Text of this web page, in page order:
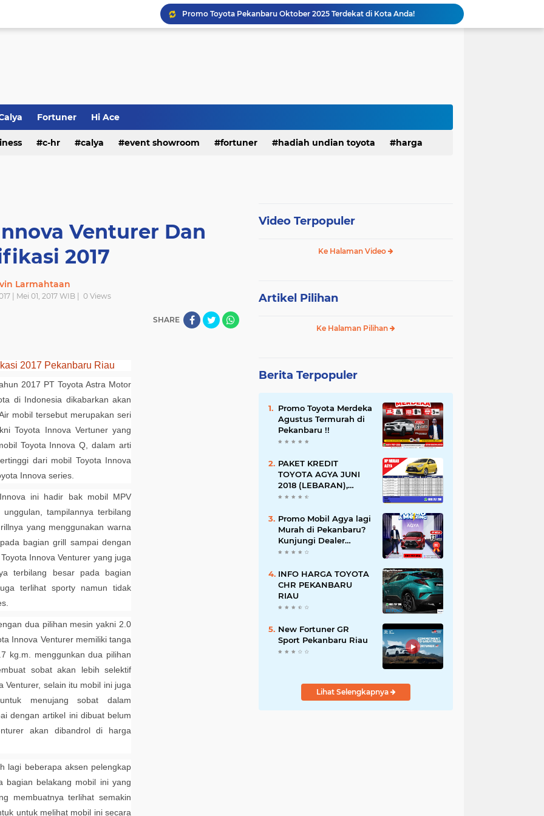
Promo Toyota Pekanbaru Oktober 2025 Terdekat di Kota Anda!
Daftar Harga Toyota Pekanbaru Riau Oktober 2025
Harga & Promo Hilux Double Cabin Termurah di Pekanbaru !!
Fortuner Hi Ace
c-hr calya event showroom fortuner hadiah undian toyota harga
Venturer Dan
2017
Larmahtaan
| Mei 01, 2017 WIB | 0 Views
SHARE
2017 Pekanbaru Riau
2017 PT Toyota Astra Motor
di Indonesia dikabarkan akan
mobil tersebut merupakan seri
Toyota Innova Vertuner yang
Toyota Innova Q, dalam arti
dari mobil Toyota Innova
Innova series.
ini hadir bak mobil MPV
tampilannya terbilang
yang menggunakan warna
bagian grill sampai dengan
Innova Venturer yang juga
terbilang besar pada bagian
terlihat sporty namun tidak
dua pilihan mesin yakni 2.0
Innova Venturer memiliki tanga
kg.m. menggunkan dua pilihan
sobat akan lebih selektif
Venturer, selain itu mobil ini juga
menujang sobat dalam
dengan artikel ini dibuat belum
akan dibandrol di harga
lagi beberapa aksen pelengkap
bagian belakang mobil ini yang
membuatnya terlihat semakin
untuk melihat mobil ini secara
Video Terpopuler
Ke Halaman Video
Artikel Pilihan
Ke Halaman Pilihan
Berita Terpopuler
Promo Toyota Merdeka
Agustus Termurah di
Pekanbaru !!
PAKET KREDIT
TOYOTA AGYA JUNI
2018 (LEBARAN),
PEKANBARU-RIAU
Promo Mobil Agya lagi
Murah di Pekanbaru?
Kunjungi Dealer
Agung Toyota
INFO HARGA TOYOTA
CHR PEKANBARU
RIAU
New Fortuner GR
Sport Pekanbaru Riau
Lihat Selengkapnya